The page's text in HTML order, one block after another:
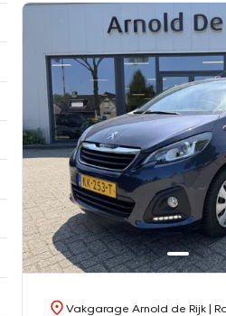
Vakgarage Arnold de Rijk|